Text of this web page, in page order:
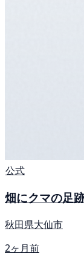
公式
畑にクマの足
秋田県大仙市
2ヶ月前